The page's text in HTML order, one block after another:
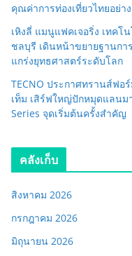
คุณค่าการท่องเที่ยวไทยอย่า
เหิงลี่ แมนูแฟคเจอริ่ง เทคโ
ชลบุรี เดินหน้าขยายฐานกา
แกร่งยุทธศาสตร์ระดับโลก
TECNO ประกาศทรานส์ฟ
เท็ม เสิร์ฟใหญ่ปักหมุดแลนม
Series จุดเริ่มต้นครั้งสำคัญ
คลังเก็บ
สิงหาคม 2026
กรกฎาคม 2026
มิถุนายน 2026